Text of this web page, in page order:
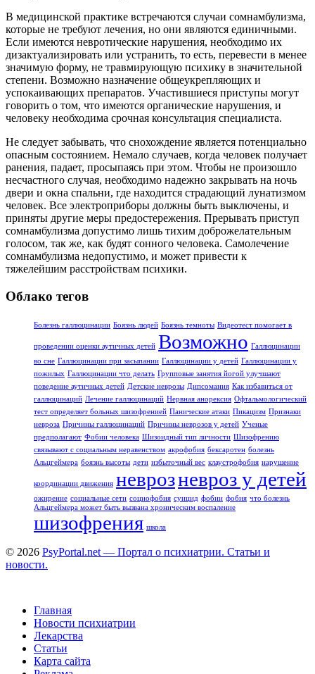
В медицинской практике встречаются случаи сомнамбулизма,
которые не требуют лечения, но они являются единичными.
Если имеются невротические нарушения, необходимо их
дизактуализировать или устранить, то есть, перевести в менее
значимую форму, не травмирующую психику в значительной
степени. Возможно назначение общеукрепляющих и
успокаивающих препаратов. Участившиеся приступы могут
говорить о том, что имеются органические нарушения, и
человеку необходима срочная консультация специалиста.
Не следует забывать, что снохождение является потенциально
опасным состоянием. Немало случаев, когда человек получает
ранения, падает, просыпаясь при этом. Чтобы не произошло
несчастного случая, необходимо надежно закрывать на ночь
двери и окна спальни, где находится страдающий лунатизмом
человек. Все электроприборы должны быть выключены, и
приняты другие меры предостережения. Прерывать приступ
сомнамбулизма допустимо лишь тихим доброжелательным
голосом, так же, как будят сонного человека. Самолечение
сомнамбулизма недопустимо, и может привести к
тяжелейшим расстройствам психики.
Облако тегов
Болезнь галлюцинации Боязнь людей Боязнь темноты Видеотест помогает в
проведении оценки аутичных детей Возможно Галлюцинации
во сне Галлюцинации при засыпании Галлюцинации у детей Галлюцинации у
пожилых Галлюцинации что делать Групповые занятия йогой улучшают
поведение аутичных детей Детские неврозы Дипсомания Как избавиться от
галлюцинаций Лечение галлюцинаций Нервная анорексия Офтальмологический
тест определяет больных шизофренией Панические атаки Пикацизм Признаки
невроза Причины галлюцинаций Причины неврозов у детей Ученые
предполагают Фобии человека Шизоидный тип личности Шизофрению
связывают с социальным неравенством акрофобия бексаротен болезнь
Альцгеймера боязнь высоты дети избыточный вес клаустрофобия нарушение
координации движения неврозневроз у детей
ожирение социальные сети социофобия суицид фобии фобия что болезнь
Альцгеймера может быть вызвана хроническим воспаление
шизофрения школа
© 2026 PsyPortal.net — Портал о психиатрии. Статьи и
новости.
Главная
Новости психиатрии
Лекарства
Статьи
Карта сайта